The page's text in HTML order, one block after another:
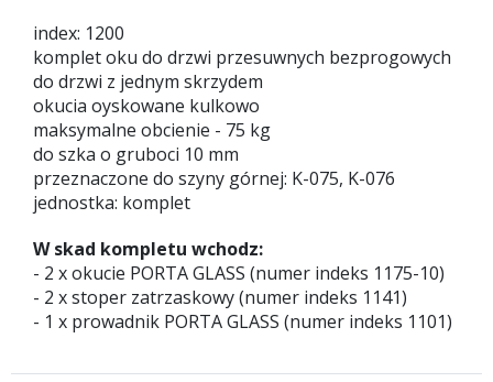
index: 1200
komplet oku do drzwi przesuwnych bezprogowych
do drzwi z jednym skrzydem
okucia oyskowane kulkowo
maksymalne obcienie - 75 kg
do szka o gruboci 10 mm
przeznaczone do szyny górnej: K-075, K-076
jednostka: komplet
W skad kompletu wchodz:
- 2 x okucie PORTA GLASS (numer indeks 1175-10)
- 2 x stoper zatrzaskowy (numer indeks 1141)
- 1 x prowadnik PORTA GLASS (numer indeks 1101)